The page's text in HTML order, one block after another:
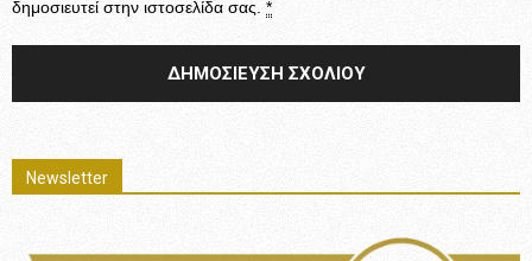
δημοσιευτεί στην ιστοσελίδα σας. *
Newsletter